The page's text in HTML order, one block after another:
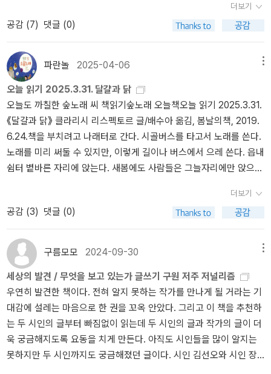
없어. 놓치지 않으려면 몸매무시와 시공간 여기저기에 널 두고 힐끗
흘낏 조금씩 피맛을 보려해. 뜨거운 여름과 억수로 내리는 비 속에서.
널.
은 어디 있을까? 내게 영감을 달라. 나는 거의 모든 것을 갖고 있으
니, 나는 본질을 기다리는 틀을 갖고 있으니, 그런데 겨우 그게 내 전
부라고? 자신을 어떻게 해야 하는지 모르는 사람은 무엇을 해야 할
까? 몸과 영혼을 유익케 하기 위해 자기 자신을 몸과 영혼으로 나누
어 써야 할까? 아니면 자기 내면의 힘을 저 바깥의 힘으로 치환해야할
까? - P107 나는 계속해서 조용히 숨을 쉬었고, 내 몸은 공중에 따스
하고 반투명한 웅웅거림으로 남은 마지막 소리 속에서 여전히 진동하
고 있었다. 그 순간은 너무 완벽해서, 나는 두렵지 않았고 무언가에 감
사하지도 않았으며, 신이라는 관념에 이끌리지도 않았다. 나는 이
제 죽고 싶다고, 내 안에서 해방된, 고통 이상의 무언가가 외쳤
다. 이 다음에 이어질 순간은 더 낮고 공허할 터였다.나는 위로 오르
을 안겨 줄 터였다. 주위의 사람들이 일어나 움직이고 있었다. 나는 일
어나서, 연약하고 창백한 모습으로, 출구로 걸어갔다.- P112
더보기
공감 (7) 댓글 (0)
파란놀 2025-04-06
오늘 읽기 2025.3.31. 달걀과 닭
오늘도 까칠한 숲노래 씨 책읽기숲노래 오늘책오늘 읽기 2025.3.31.
《달걀과 닭》 클라리시 리스펙토르 글/배수아 옮김, 봄날의책, 2019.
6.24.책을 부치려고 나래터로 간다. 시골버스를 타고서 노래를 쓴다.
노래를 미리 써둘 수 있지만, 이렇게 길이나 버스에서 으레 쓴다. 읍내
쉼터 볕바른 자리에 앉는다. 새봄에도 사람들은 그늘자리에만 앉으면
어 책을 펴지 않는 이웃이 훨씬 많다만, 손전화로 그림(유튜브)만 들
여다보는 사람이 늘더라도, “이런 나라는 안 아름답다”고 느끼는 사
람부터 천천히 거닐며 종이책을 읽을 노릇이라고 느낀다. 지난 1995
년에도, 1985년에도, 책을 읽는 사람은 적었다. 아직 안 읽는 사람을
억지로 잡아끌기보다는, 꾸준히 읽는 사람 스스로 품을 넓혀서 온갖
목소리와 여러 삶자락을 아우르는 마음으로 나아가면, 이때에 천천히
아름나라로 돌아설 만하지 싶다. 《달걀과 닭》은 어떤 줄거리와 터전
을 들려주고 싶은 책일는지 곱씹어 본다. 누구한테 얼마나 읽으라 할
수 있을는지 생각해 본다. 뜻이 깊으면 널리 읽어야 할까. 어느 켠에
서서 어느 목청을 내면 훌륭하다고 여겨야 할까. 벼슬꾼(시장·군수·구
청장·대통령·국회의원)은 ‘우리’가 쓰는 삶말이나 살림말을 쓰지 않는
더보기
공감 (3) 댓글 (0)
구름모모 2024-09-30
세상의 발견 / 무엇을 보고 있는가 글쓰기 구원 저주 저널리즘
우연히 발견한 책이다. 전혀 알지 못하는 작가를 만나게 될 거라는 기
대감에 설레는 마음으로 한 권을 꼬옥 안았다. 그리고 이 책을 추천하
는 두 시인의 글부터 빠짐없이 읽는데 두 시인의 글과 작가의 글이 더
욱 궁금해지도록 요동을 치게 만든다. 아직도 시인들을 많이 알지는
못하지만 두 시인까지도 궁금해졌던 글이다. ​​시인 김선오와 시인 장